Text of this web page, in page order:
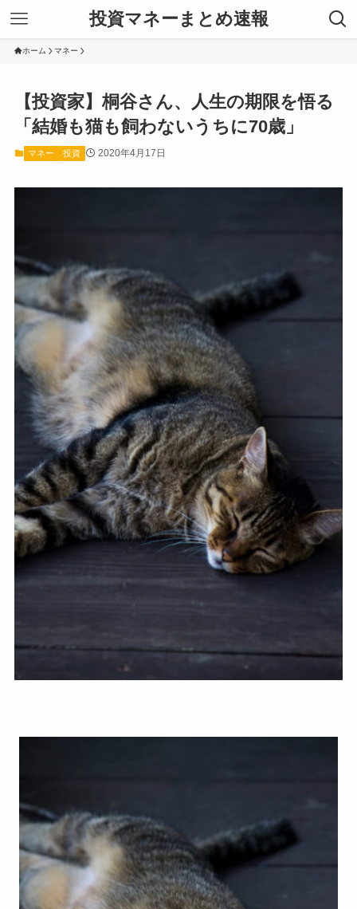
投資マネーまとめ速報
ホーム マネー
【投資家】桐谷さん、人生の期限を悟る
「結婚も猫も飼わないうちに70歳」
マネー 投資 2020年4月17日